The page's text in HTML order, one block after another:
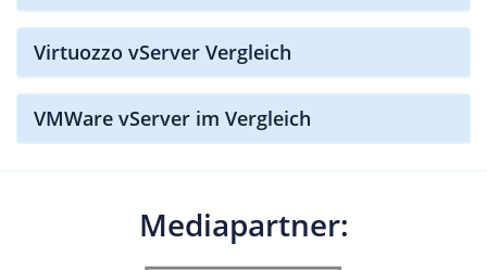
Virtuozzo vServer Vergleich
VMWare vServer im Vergleich
Mediapartner: